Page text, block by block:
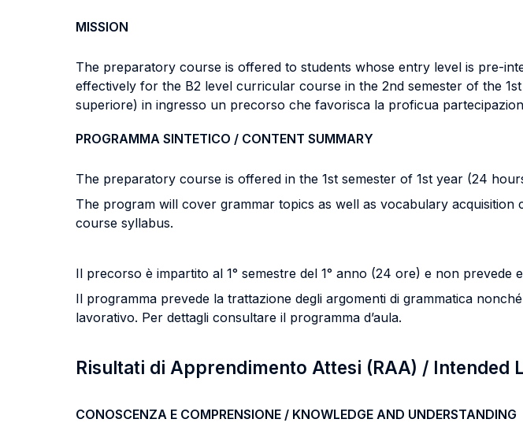
MISSION
The preparatory course is offered to students whose entry level is pre-
effectively for the B2 level curricular course in the 2nd semester of the
superiore) in ingresso un precorso che favorisca la proficua
PROGRAMMA SINTETICO / CONTENT SUMMARY
The preparatory course is offered in the 1st semester of 1st year (24
The program will cover grammar topics as well as vocabulary
course syllabus.
Il precorso è impartito al 1° semestre del 1° anno (24 ore) e non prevede
Il programma prevede la trattazione degli argomenti di grammatica
lavorativo. Per dettagli consultare il programma d’aula.
Risultati di Apprendimento Attesi (RAA) / Intended
CONOSCENZA E COMPRENSIONE / KNOWLEDGE AND UNDERSTANDING